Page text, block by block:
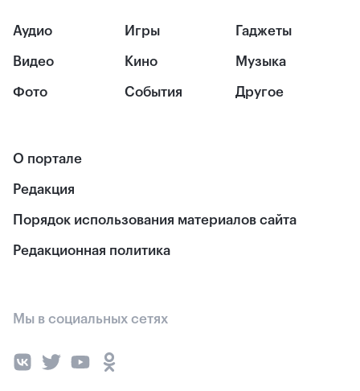
Аудио
Видео
Фото
Игры
Кино
События
Гаджеты
Музыка
Другое
О портале
Редакция
Порядок использования материалов сайта
Редакционная политика
Мы в социальных сетях